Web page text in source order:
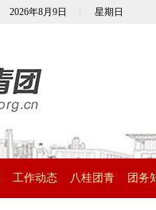
2026年8月9日 星期日
工作动态 八桂团青 团务